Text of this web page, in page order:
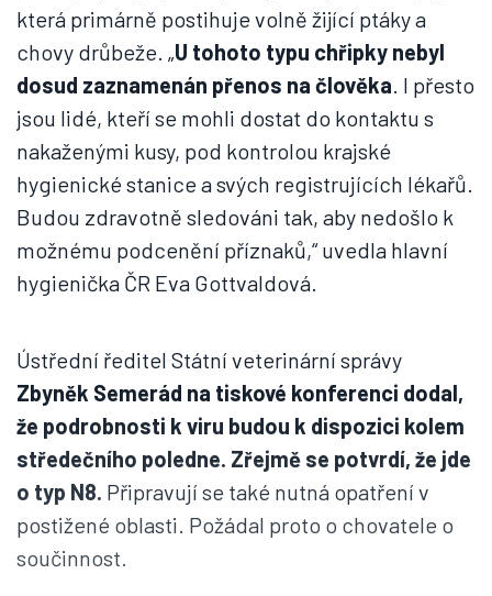
která primárně postihuje volně žijící ptáky a
chovy drůbeže. „U tohoto typu chřipky nebyl
dosud zaznamenán přenos na člověka. I přesto
jsou lidé, kteří se mohli dostat do kontaktu s
nakaženými kusy, pod kontrolou krajské
hygienické stanice a svých registrujících lékařů.
Budou zdravotně sledováni tak, aby nedošlo k
možnému podcenění příznaků,“ uvedla hlavní
hygienička ČR Eva Gottvaldová.
Ústřední ředitel Státní veterinární správy
Zbyněk Semerád na tiskové konferenci dodal,
že podrobnosti k viru budou k dispozici kolem
středečního poledne. Zřejmě se potvrdí, že jde
o typ N8. Připravují se také nutná opatření v
postižené oblasti. Požádal proto o chovatele o
součinnost.